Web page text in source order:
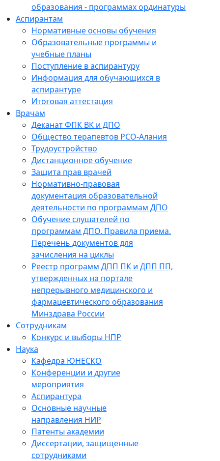
образования - программах ординатуры
Аспирантам
Нормативные основы обучения
Образовательные программы и
учебные планы
Поступление в аспирантуру
Информация для обучающихся в
аспирантуре
Итоговая аттестация
Врачам
Деканат ФПК ВК и ДПО
Общество терапевтов РСО-Алания
Трудоустройство
Дистанционное обучение
Защита прав врачей
Нормативно-правовая
документация образовательной
деятельности по программам ДПО
Обучение слушателей по
программам ДПО. Правила приема.
Перечень документов для
зачисления на циклы
Реестр программ ДПП ПК и ДПП ПП,
утвержденных на портале
непрерывного медицинского и
фармацевтического образования
Минздрава России
Сотрудникам
Конкурс и выборы НПР
Наука
Кафедра ЮНЕСКО
Конференции и другие
мероприятия
Аспирантура
Основные научные
направления НИР
Патенты академии
Диссертации, защищенные
сотрудниками